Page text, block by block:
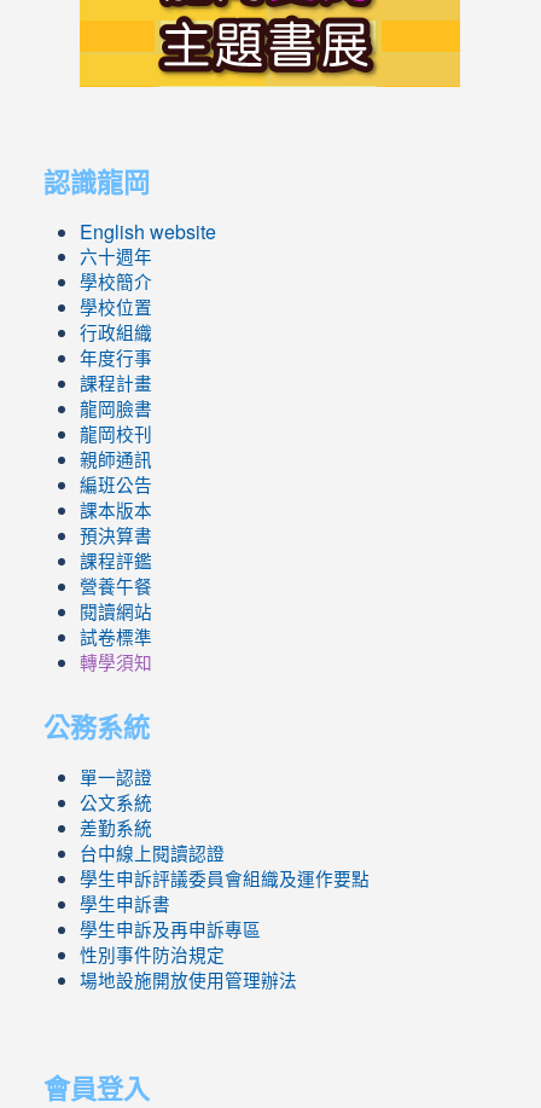
認識龍岡
English website
六十週年
學校簡介
學校位置
行政組織
年度行事
課程計畫
龍岡臉書
龍岡校刊
親師通訊
編班公告
課本版本
預決算書
課程評鑑
營養午餐
閱讀網站
試卷標準
轉學須知
公務系統
單一認證
公文系統
差勤系統
台中線上閱讀認證
學生申訴評議委員會組織及運作要點
學生申訴書
學生申訴及再申訴專區
性別事件防治規定
場地設施開放使用管理辦法
會員登入